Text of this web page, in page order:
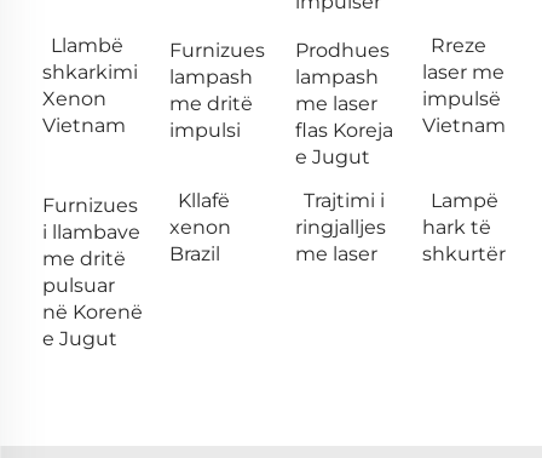
Llambë
shkarkimi
Xenon
Vietnam
Furnizues
lampash
me dritë
impulsi
Prodhues
lampash
me laser
flas Koreja
e Jugut
Rreze
laser me
impulsë
Vietnam
Furnizues
i llambave
me dritë
pulsuar
në Korenë
e Jugut
Kllafë
xenon
Brazil
Trajtimi i
ringjalljes
me laser
Lampë
hark të
shkurtër